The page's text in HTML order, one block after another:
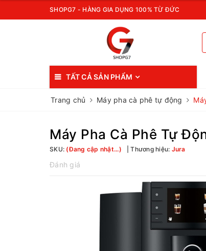
SHOPG7 - HÀNG GIA DỤNG 100% TỪ ĐỨC
TẤT CẢ SẢN PHẨM
Trang chủ Máy pha cà phê tự động
Máy Pha Cà Phê Tự
SKU: (Đang cập nhật...) Thương hiệu: Jura
Đánh giá